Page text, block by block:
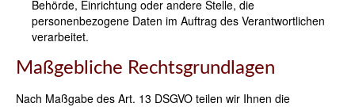
Behörde, Einrichtung oder andere Stelle, die
personenbezogene Daten im Auftrag des Verantwortlichen
verarbeitet.
Maßgebliche Rechtsgrundlagen
Nach Maßgabe des Art. 13 DSGVO teilen wir Ihnen die